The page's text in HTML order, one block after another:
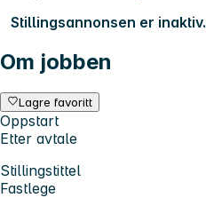
Stillingsannonsen er inaktiv.
Om jobben
Lagre favoritt
Oppstart
Etter avtale
Stillingstittel
Fastlege